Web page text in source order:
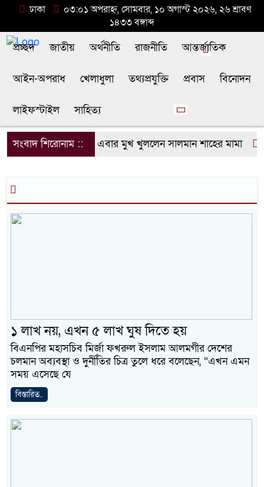
ঢাকা
০৩:০১ অপরাহ্ন, সোমবার, ১০ অগাস্ট ২০২৬, ২৬ শ্রাবণ
১৪৩৩ বঙ্গাব্দ
প্রচ্ছদ জাতীয় অর্থনীতি রাজনীতি আন্তর্জাতিক
আইন-অপরাধ খেলাধুলা তথ্যপ্রযুক্তি প্রবাস বিনোদন
লাইফস্টাইল সাহিত্য
সংবাদ শিরোনাম :: এবার মুখ খুললেন সালমান শাহের মামা
১ লাখ নয়, এখন ৫ লাখ ঘুষ দিতে হয়
বিএনপির মহাসচিব মির্জা ফখরুল ইসলাম আলমগীর দেশের
চলমান অব্যবস্থা ও দুর্নীতির চিত্র তুলে ধরে বলেছেন, “এখন এমন
সময় এসেছে যে
বিস্তারিত..